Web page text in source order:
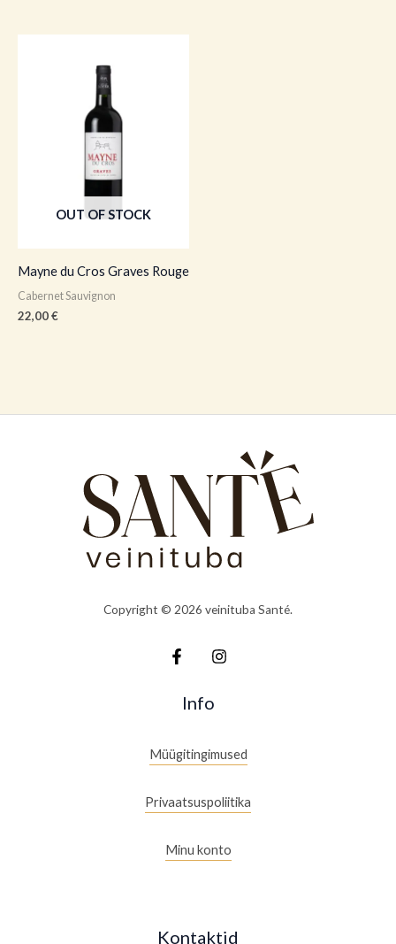
OUT OF STOCK
Mayne du Cros Graves Rouge
Cabernet Sauvignon
22,00€
Copyright © 2026 veinituba Santé.
Info
Müügitingimused
Privaatsuspoliitika
Minu konto
Kontaktid